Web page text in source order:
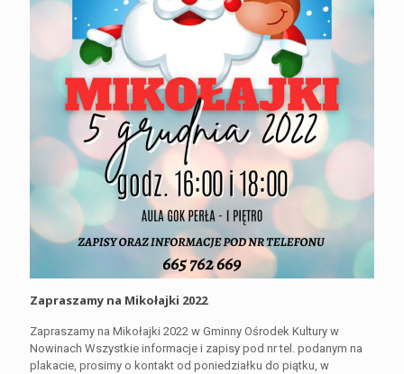
Zapraszamy na Mikołajki 2022
Zapraszamy na Mikołajki 2022 w Gminny Ośrodek Kultury w
Nowinach Wszystkie informacje i zapisy pod nr tel. podanym na
plakacie, prosimy o kontakt od poniedziałku do piątku, w